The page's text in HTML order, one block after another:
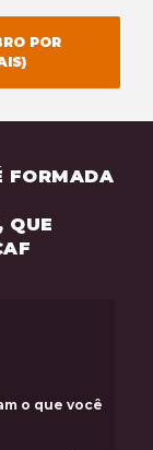
POR
FORMADA
QUE
o que você